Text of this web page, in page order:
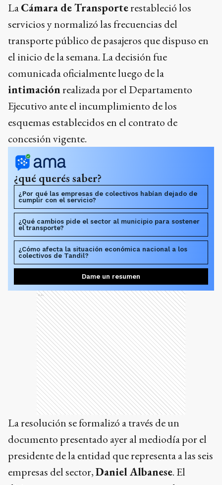
LaCámara de Transporterestableció los
servicios y normalizó las frecuencias del
transporte público de pasajeros que dispuso en
el inicio de la semana. La decisión fue
comunicada oficialmente luego de la
intimaciónrealizada por el Departamento
Ejecutivo ante el incumplimiento de los
esquemas establecidos en el contrato de
concesión vigente.
¿qué querés saber?
¿Por qué las empresas de colectivos habían dejado de
cumplir con el servicio?
¿Qué cambios pide el sector al municipio para sostener
el transporte?
¿Cómo afecta la situación económica nacional a los
colectivos de Tandil?
Dame un resumen
Ads
La resolución se formalizó a través de un
documento presentado ayer al mediodía por el
presidente de la entidad que representa a las seis
empresas del sector,Daniel Albanese. El